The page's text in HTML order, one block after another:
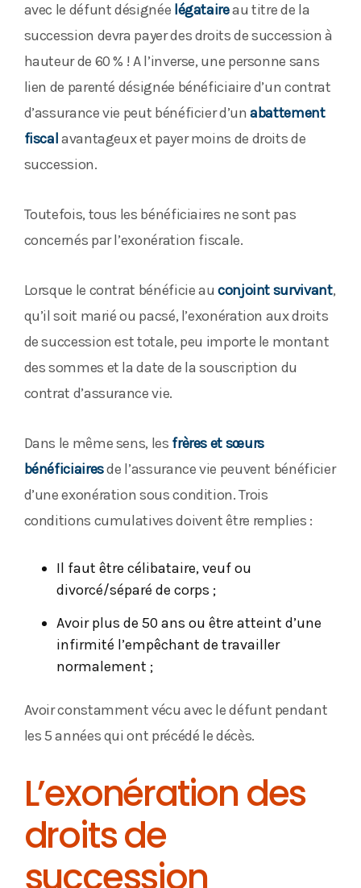
avec le défunt désignée légataireau titre de la
succession devra payer des droits de succession à
hauteur de 60 % ! A l’inverse, une personne sans
lien de parenté désignée bénéficiaire d’un contrat
d’assurance vie peut bénéficier d’unabattement
fiscalavantageux et payer moins de droits de
succession.
Toutefois, tous les bénéficiaires ne sont pas
concernés par l’exonération fiscale.
Lorsque le contrat bénéficie au conjoint survivant,
qu’il soit marié ou pacsé, l’exonération aux droits
de succession est totale, peu importe le montant
des sommes et la date de la souscription du
contrat d’assurance vie.
Dans le même sens, les frères et sœurs
bénéficiairesde l’assurance vie peuvent bénéficier
d’une exonération sous condition. Trois
conditions cumulatives doivent être remplies :
Il faut être célibataire, veuf ou
divorcé/séparé de corps ;
Avoir plus de 50 ans ou être atteint d’une
infirmité l’empêchant de travailler
normalement ;
Avoir constamment vécu avec le défunt pendant
les 5 années qui ont précédé le décès.
L’exonération des
droits de
succession